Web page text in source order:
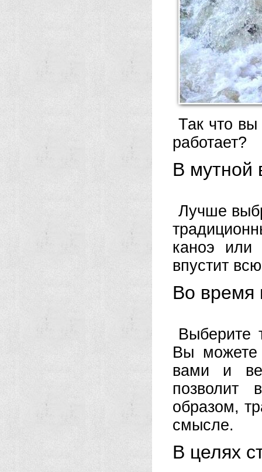
Так что
работает?
В мутной
Лучше
каноэ или
впустит
Во время
Выберите
Вы
вами и
позволит
образом,
смысле.
В целях